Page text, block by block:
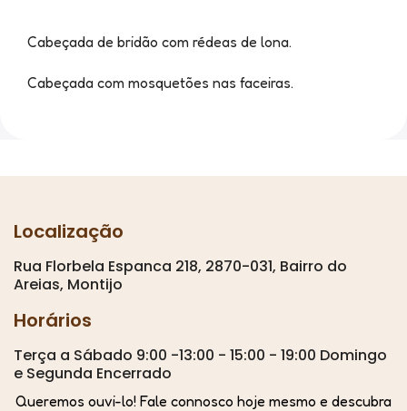
Cabeçada de bridão com rédeas de lona.
Cabeçada com mosquetões nas faceiras.
Localização
Rua Florbela Espanca 218, 2870-031, Bairro do
Areias, Montijo
Horários
Terça a Sábado 9:00 -13:00 - 15:00 - 19:00 Domingo
e Segunda Encerrado
Queremos ouvi-lo! Fale connosco hoje mesmo e descubra